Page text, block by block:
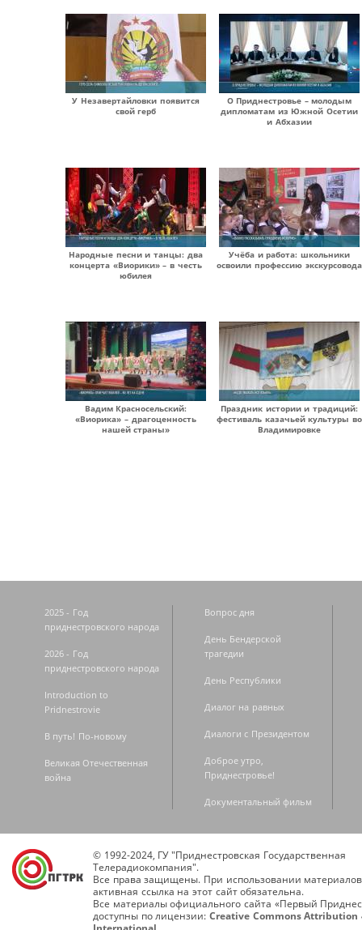
У Незавертайловки появится
свой герб
О Приднестровье – молодым
дипломатам из Южной Осетии
и Абхазии
Народные песни и танцы: два
концерта «Виорики» – в честь
юбилея
Учёба и работа: школьники
освоили профессию экскурсовода
Вадим Красносельский:
«Виорика» – драгоценность
нашей страны»
Праздник истории и традиций:
фестиваль казачьей культуры во
Владимировке
2025 - Год
приднестровского народа
2026 - Год
приднестровского народа
Introduction to
Pridnestrovie
В путь! По-новому
Великая Отечественная
война
Вопрос дня
День Бендерской
трагедии
День Республики
Диалог на равных
Диалоги с Президентом
Доброе утро,
Приднестровье!
Документальный фильм
© 1992-2024, ГУ "Приднестровская Государственная
Телерадиокомпания".
Все права защищены. При использовании
активная ссылка на этот сайт обязательна.
Все материалы официального сайта «Первый
доступны по лицензии: Creative Commons Attribution